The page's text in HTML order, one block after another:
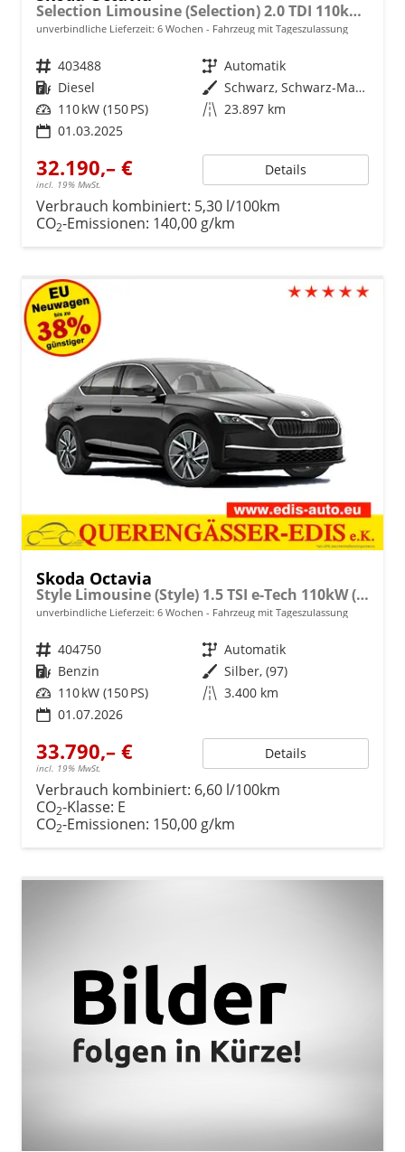
Selection Limousine (Selection) 2.0 TDI 110kW (150 PS) 7-Gang DSG
unverbindliche Lieferzeit: 6 Wochen Fahrzeug mit Tageszulassung
Fahrzeugnr. 403488 Getriebe Automatik
Kraftstoff Diesel Außenfarbe
Schwarz, Schwarz-Magic Perleffekt (1Z)
Leistung 110 kW (150 PS) Kilometerstand 23.897 km
01.03.2025
32.190,– €
incl. 19% MwSt.
Details
Verbrauch kombiniert: 5,30 l/100km
CO2-Emissionen: 140,00 g/km
Skoda Octavia
Style Limousine (Style) 1.5 TSI e-Tech 110kW (150 PS) 7-Gang DSG
unverbindliche Lieferzeit: 6 Wochen Fahrzeug mit Tageszulassung
Fahrzeugnr. 404750 Getriebe Automatik
Kraftstoff Benzin Außenfarbe Silber, (97)
Leistung 110 kW (150 PS) Kilometerstand 3.400 km
01.07.2026
33.790,– €
incl. 19% MwSt.
Details
Verbrauch kombiniert: 6,60 l/100km
CO2-Klasse: E
CO2-Emissionen: 150,00 g/km